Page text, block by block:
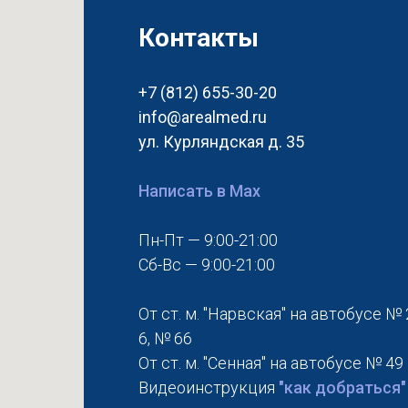
Контакты
+7 (812) 655-30-20
info@arealmed.ru
ул. Курляндская д. 35
Написать в Max
Пн-Пт — 9:00-21:00
Сб-Вс — 9:00-21:00
От ст. м. "Нарвская" на автобусе
6, № 66
От ст. м. "Сенная" на автобусе № 49
Видеоинструкция "как добраться"